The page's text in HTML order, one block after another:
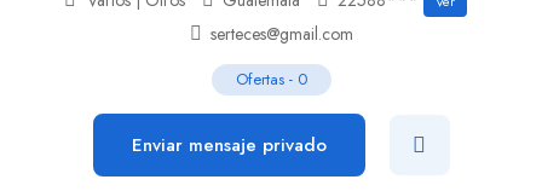
serteces@gmail.com
Ofertas- 0
Enviar mensaje privado